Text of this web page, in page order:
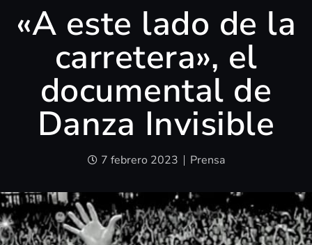
«A este lado de la
carretera», el
documental de
Danza Invisible
7 febrero 2023 Prensa